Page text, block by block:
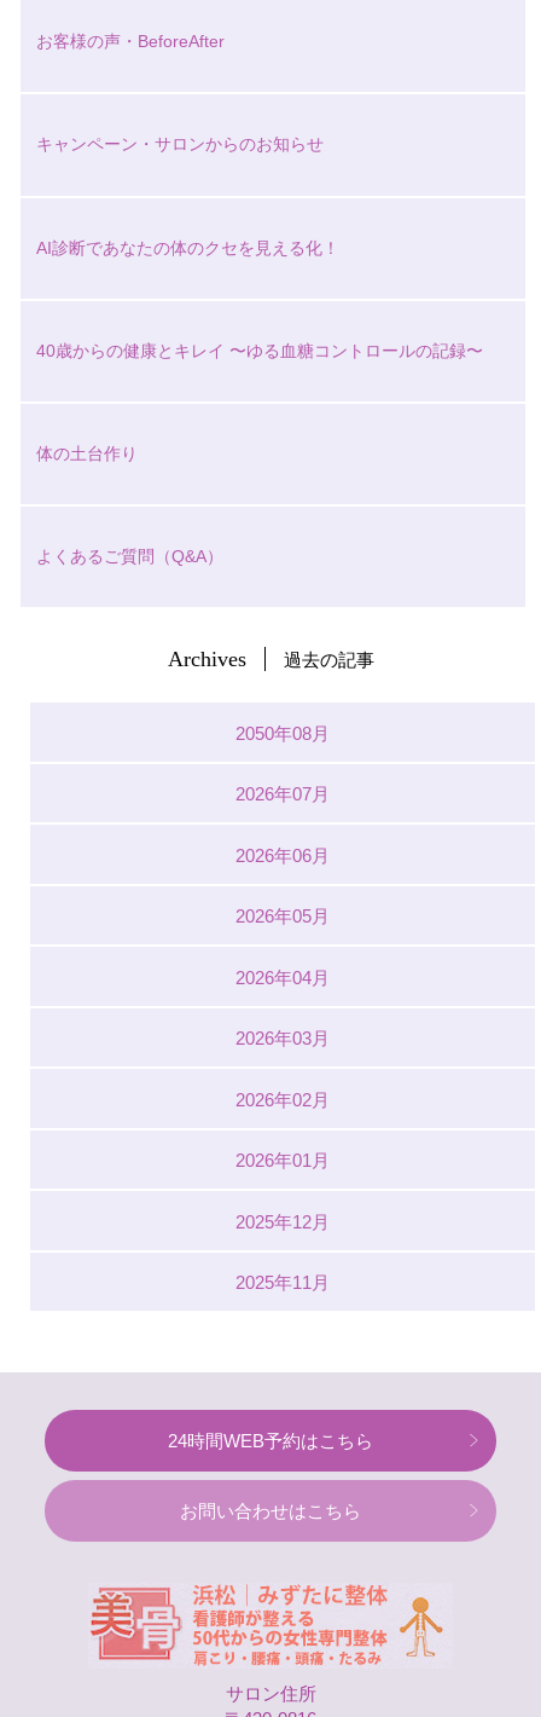
お客様の声・BeforeAfter
キャンペーン・サロンからのお知らせ
AI診断であなたの体のクセを見える化！
40歳からの健康とキレイ 〜ゆる血糖コントロールの記録〜
体の土台作り
よくあるご質問（Q&A）
Archives 過去の記事
2050年08月
2026年07月
2026年06月
2026年05月
2026年04月
2026年03月
2026年02月
2026年01月
2025年12月
2025年11月
24時間WEB予約はこちら
お問い合わせはこちら
サロン住所